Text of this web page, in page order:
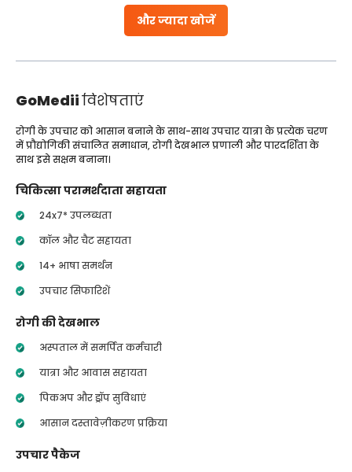
और ज्यादा खोजें
GoMediiविशेषताएं
रोगी के उपचार को आसान बनाने के साथ-साथ उपचार यात्रा के प्रत्येक चरण
में प्रौद्योगिकी संचालित समाधान, रोगी देखभाल प्रणाली और पारदर्शिता के
साथ इसे सक्षम बनाना।
चिकित्सा परामर्शदाता सहायता
24x7* उपलब्धता
कॉल और चैट सहायता
14+ भाषा समर्थन
उपचार सिफारिशें
रोगी की देखभाल
अस्पताल में समर्पित कर्मचारी
यात्रा और आवास सहायता
पिकअप और ड्रॉप सुविधाएं
आसान दस्तावेज़ीकरण प्रक्रिया
उपचार पैकेज